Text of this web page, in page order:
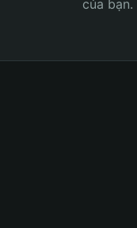
của bạn.